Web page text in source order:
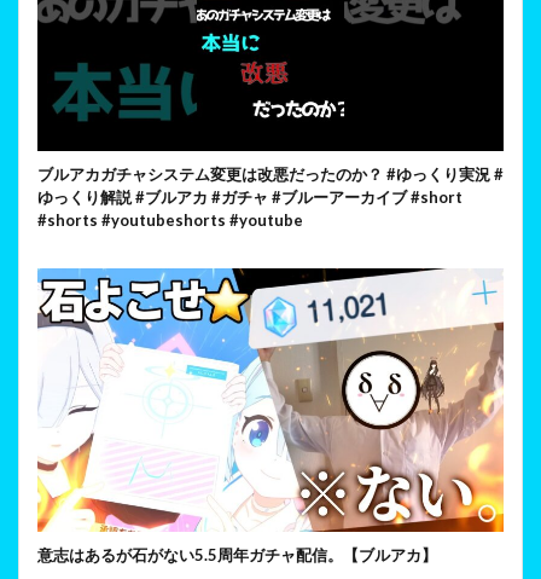
ブルアカガチャシステム変更は改悪だったのか？ #ゆっくり実況 #
ゆっくり解説 #ブルアカ #ガチャ #ブルーアーカイブ #short
#shorts #youtubeshorts #youtube
意志はあるが石がない5.5周年ガチャ配信。【ブルアカ】